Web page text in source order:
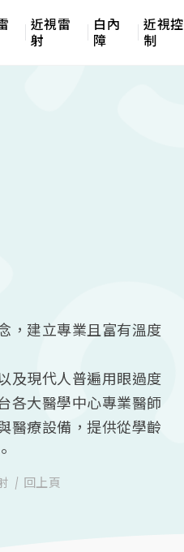
近視雷
射
白內
障
近視控
制
，建立專業且富有溫度
及現代人普遍用眼過度
各大醫學中心專業醫師
醫療設備，提供從學齡
回上頁